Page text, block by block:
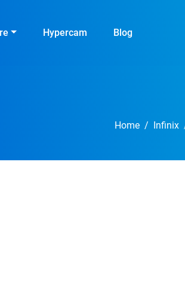
Hypercam Blog
Home Infinix